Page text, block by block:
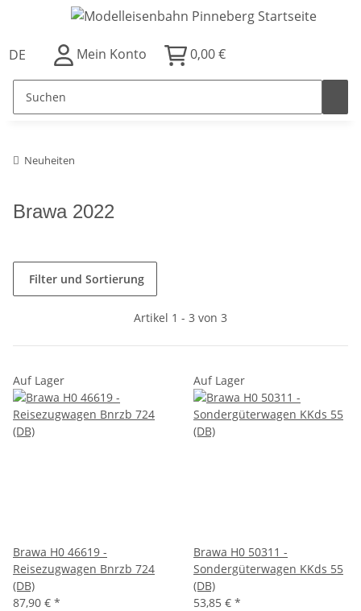
DE Mein Konto 0,00 €
Neuheiten
Brawa 2022
Filter und Sortierung
Artikel 1 - 3 von 3
Auf Lager
Brawa H0 46619 -
Reisezugwagen Bnrzb 724
(DB)
87,90 € *
Auf Lager
Brawa H0 50311 -
Sondergüterwagen KKds 55
(DB)
53,85 € *